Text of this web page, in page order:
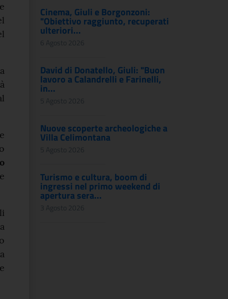
Cinema, Giuli e Borgonzoni:
"Obiettivo raggiunto, recuperati
ulteriori...
6 Agosto 2026
David di Donatello, Giuli: "Buon
lavoro a Calandrelli e Farinelli,
in...
5 Agosto 2026
Nuove scoperte archeologiche a
Villa Celimontana
5 Agosto 2026
Turismo e cultura, boom di
ingressi nel primo weekend di
apertura sera...
3 Agosto 2026